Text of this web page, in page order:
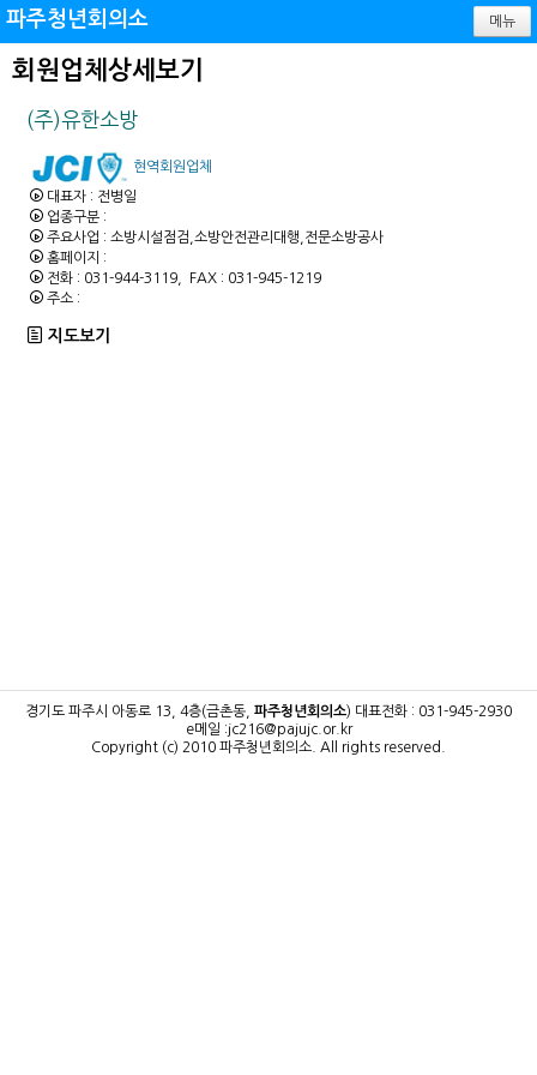
파주청년회의소 메뉴
회원업체상세보기
(주)유한소방
현역회원업체
대표자 : 전병일
업종구분 :
주요사업 : 소방시설점검,소방안전관리대행,전문소방공사
홈페이지 :
전화 : 031-944-3119, FAX : 031-945-1219
주소 :
지도보기
경기도 파주시 아동로 13, 4층(금촌동, 파주청년회의소) 대표전화 : 031-945-2930
e메일 :jc216@pajujc.or.kr
Copyright (c) 2010 파주청년회의소. All rights reserved.